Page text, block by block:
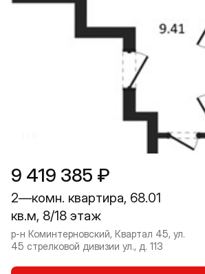
9 419 385 ₽
2—комн. квартира, 68.01
кв.м, 8/18 этаж
р-н Коминтерновский, Квартал 45, ул.
45 стрелковой дивизии ул., д. 113